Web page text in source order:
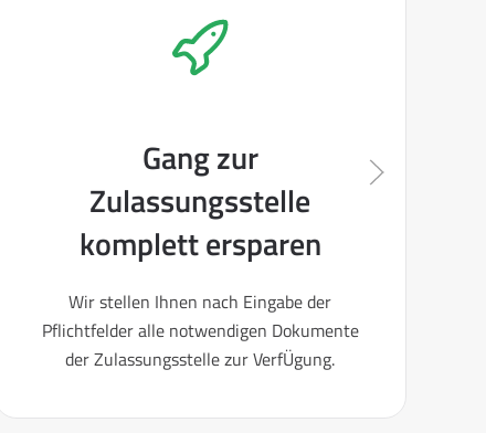
Gang zur
Zulassungsstelle
komplett ersparen
Wir stellen Ihnen nach Eingabe der
Pflichtfelder alle notwendigen Dokumente
der Zulassungsstelle zur VerfÜgung.